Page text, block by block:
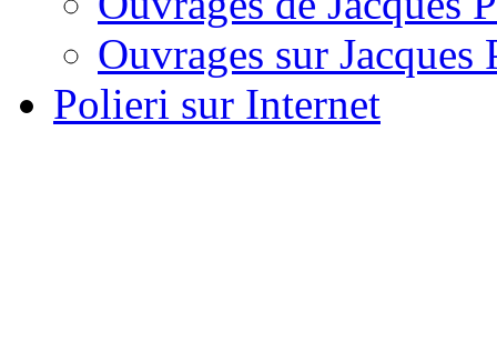
Ouvrages sur Jacques
Polieri sur Internet